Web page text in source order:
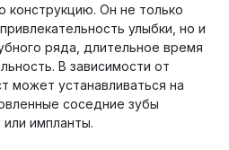
конструкцию. Он не только
улыбки, но и
ряда, длительное время
В зависимости от
может устанавливаться на
соседние зубы
импланты.